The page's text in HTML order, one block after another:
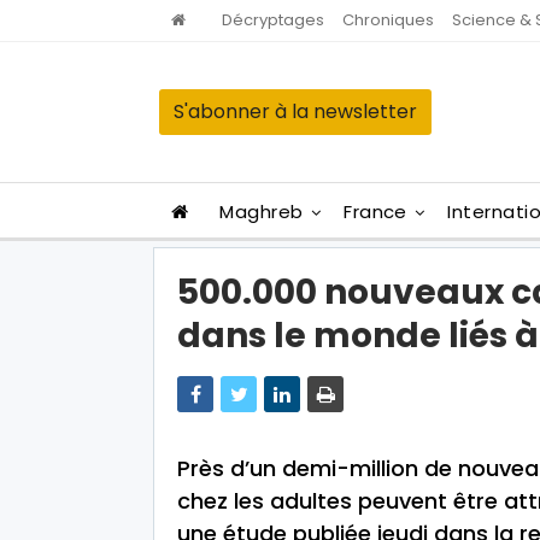
Décryptages Chroniques Science &
S'abonner à la newsletter
Maghreb France
500.000 nouveaux
dans le monde liés
Près d’un demi-million de
chez les adultes peuvent être
une étude publiée jeudi dans la